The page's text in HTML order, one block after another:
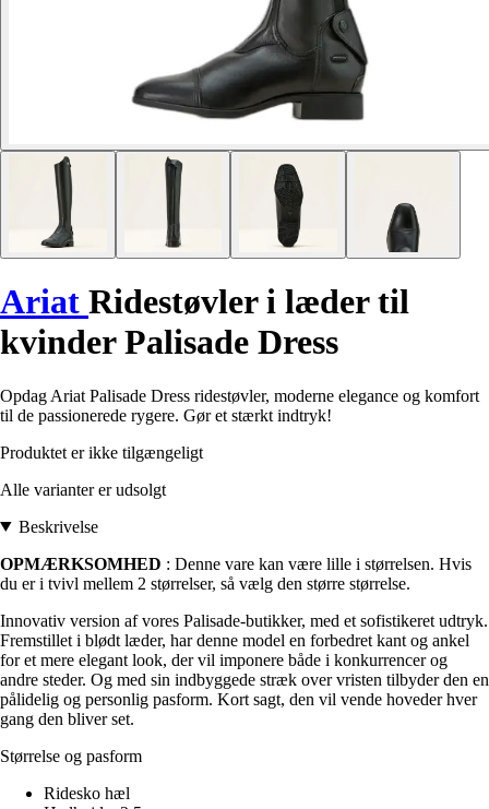
Ariat Ridestøvler i læder til
kvinder Palisade Dress
Opdag Ariat Palisade Dress ridestøvler, moderne elegance og komfort
til de passionerede rygere. Gør et stærkt indtryk!
Produktet er ikke tilgængeligt
Alle varianter er udsolgt
Beskrivelse
OPMÆRKSOMHED : Denne vare kan være lille i størrelsen. Hvis
du er i tvivl mellem 2 størrelser, så vælg den større størrelse.
Innovativ version af vores Palisade-butikker, med et sofistikeret udtryk.
Fremstillet i blødt læder, har denne model en forbedret kant og ankel
for et mere elegant look, der vil imponere både i konkurrencer og
andre steder. Og med sin indbyggede stræk over vristen tilbyder den en
pålidelig og personlig pasform. Kort sagt, den vil vende hoveder hver
gang den bliver set.
Størrelse og pasform
Ridesko hæl